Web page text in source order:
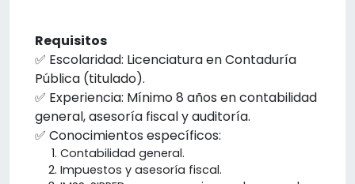
Requisitos
✅ Escolaridad: Licenciatura en Contaduría
Pública (titulado).
✅ Experiencia: Mínimo 8 años en contabilidad
general, asesoría fiscal y auditoría.
✅ Conocimientos específicos:
Contabilidad general.
Impuestos y asesoría fiscal.